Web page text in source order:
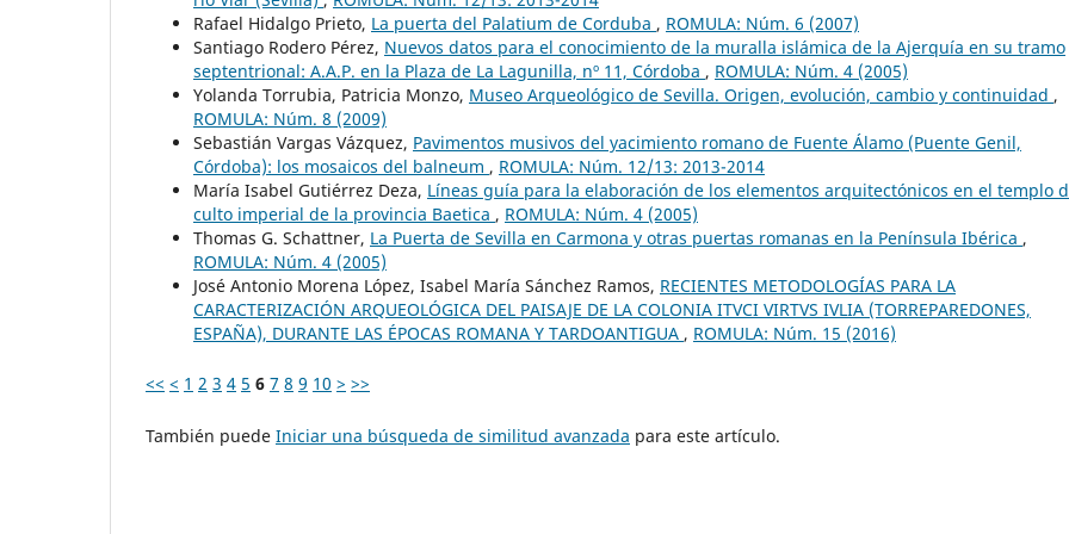
Rafael Hidalgo Prieto, La puerta del Palatium de Corduba , ROMULA: Núm. 6 (2007)
Santiago Rodero Pérez, Nuevos datos para el conocimiento de la muralla islámica de la Ajerquía en su tramo
septentrional: A.A.P. en la Plaza de La Lagunilla, nº 11, Córdoba , ROMULA: Núm. 4 (2005)
Yolanda Torrubia, Patricia Monzo, Museo Arqueológico de Sevilla. Origen, evolución, cambio y continuidad ,
ROMULA: Núm. 8 (2009)
Sebastián Vargas Vázquez, Pavimentos musivos del yacimiento romano de Fuente Álamo (Puente Genil,
Córdoba): los mosaicos del balneum , ROMULA: Núm. 12/13: 2013-2014
María Isabel Gutiérrez Deza, Líneas guía para la elaboración de los elementos arquitectónicos en el templo
culto imperial de la provincia Baetica , ROMULA: Núm. 4 (2005)
Thomas G. Schattner, La Puerta de Sevilla en Carmona y otras puertas romanas en la Península Ibérica ,
ROMULA: Núm. 4 (2005)
José Antonio Morena López, Isabel María Sánchez Ramos, RECIENTES METODOLOGÍAS PARA LA
CARACTERIZACIÓN ARQUEOLÓGICA DEL PAISAJE DE LA COLONIA ITVCI VIRTVS IVLIA (TORREPAREDONES,
ESPAÑA), DURANTE LAS ÉPOCAS ROMANA Y TARDOANTIGUA , ROMULA: Núm. 15 (2016)
<< < 1 2 3 4 5 6 7 8 9 10 > >>
También puede Iniciar una búsqueda de similitud avanzada para este artículo.